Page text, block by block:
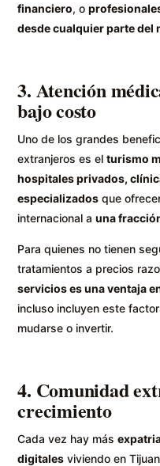
financiero, o
desde cualquier parte del
3. Atención
bajo costo
Uno de los grandes
extranjeros es elturismo
hospitales privados,
especializados que
internacional auna
Para quienes no tienen
tratamientos a precios
servicios es una ventaja
incluso incluyen este
mudarse o invertir.
4. Comunidad
crecimiento
Cada vez hay más
digitales viviendo en